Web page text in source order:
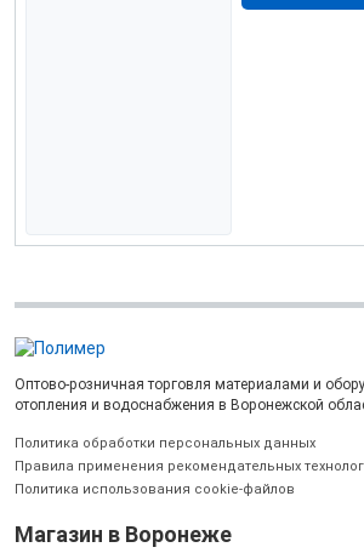
Оптово-розничная торговля материалами и
отопления и водоснабжения в Воронежской
Политика обработки персональных данных
Правила применения рекомендательных
Политика использования cookie-файлов
Магазин в Воронеже